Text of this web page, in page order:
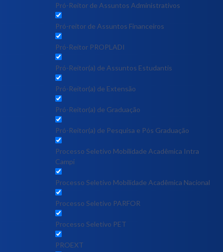
Pró-Reitor de Assuntos Administrativos
Pró-reitor de Assuntos Financeiros
Pró-Reitor PROPLADI
Pró-Reitor(a) de Assuntos Estudantis
Pró-Reitor(a) de Extensão
Pró-Reitor(a) de Graduação
Pró-Reitor(a) de Pesquisa e Pós Graduação
Processo Seletivo Mobilidade Acadêmica Intra
Campi
Processo Seletivo Mobilidade Acadêmica Nacional
Processo Seletivo PARFOR
Processo Seletivo PET
PROEXT